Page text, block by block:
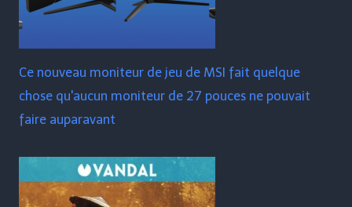
Ce nouveau moniteur de jeu de MSI fait quelque
chose qu'aucun moniteur de 27 pouces ne pouvait
faire auparavant